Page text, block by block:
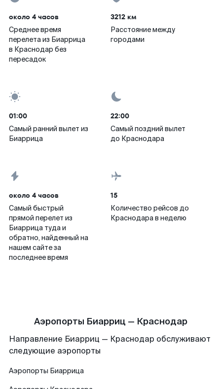
около 4 часов
Среднее время
перелета из Биаррица
в Краснодар без
пересадок
3212 км
Расстояние между
городами
01:00
Самый ранний вылет из
Биаррица
22:00
Самый поздний вылет
до Краснодара
около 4 часов
Самый быстрый
прямой перелет из
Биаррица туда и
обратно, найденный на
нашем сайте за
последнее время
15
Количество рейсов до
Краснодара в неделю
Аэропорты Биарриц — Краснодар
Направление Биарриц — Краснодар обслуживают
следующие аэропорты
Аэропорты Биаррица